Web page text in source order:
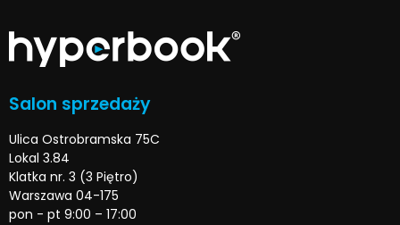
Salon sprzedaży
Ulica Ostrobramska 75C
Lokal 3.84
Klatka nr. 3 (3 Piętro)
Warszawa 04-175
pon - pt 9:00 – 17:00